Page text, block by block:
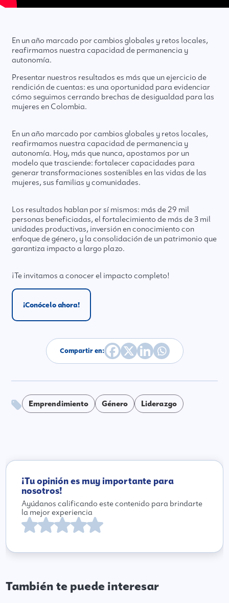
En un año marcado por cambios globales y retos locales,
reafirmamos nuestra capacidad de permanencia y
autonomía.
Presentar nuestros resultados es más que un ejercicio de
rendición de cuentas: es una oportunidad para evidenciar
cómo seguimos cerrando brechas de desigualdad para las
mujeres en Colombia.
En un año marcado por cambios globales y retos locales,
reafirmamos nuestra capacidad de permanencia y
autonomía. Hoy, más que nunca, apostamos por un
modelo que trasciende: fortalecer capacidades para
generar transformaciones sostenibles en las vidas de las
mujeres, sus familias y comunidades.
Los resultados hablan por sí mismos: más de 29 mil
personas beneficiadas, el fortalecimiento de más de 3 mil
unidades productivas, inversión en conocimiento con
enfoque de género, y la consolidación de un patrimonio que
garantiza impacto a largo plazo.
¡Te invitamos a conocer el impacto completo!
¡Conócelo ahora!
Compartir en:
Emprendimiento Género Liderazgo
¡Tu opinión es muy importante para
nosotros!
Ayúdanos calificando este contenido para brindarte
la mejor experiencia
También te puede interesar